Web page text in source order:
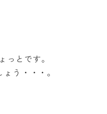
っとです。
う・・・。